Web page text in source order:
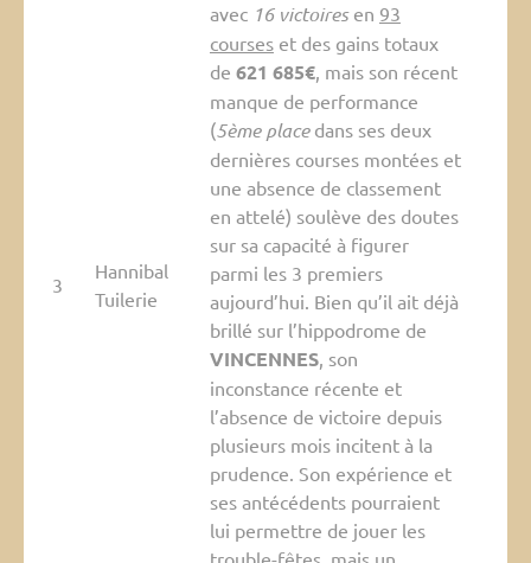
3
Hannibal
Tuilerie
avec 16 victoiresen 93
courseset des gains totaux
de 621 685€, mais son récent
manque de performance
(5ème placedans ses deux
dernières courses montées et
une absence de classement
en attelé) soulève des doutes
sur sa capacité à figurer
parmi les 3 premiers
aujourd’hui. Bien qu’il ait déjà
brillé sur l’hippodrome de
VINCENNES, son
inconstance récente et
l’absence de victoire depuis
plusieurs mois incitent à la
prudence. Son expérience et
ses antécédents pourraient
lui permettre de jouer les